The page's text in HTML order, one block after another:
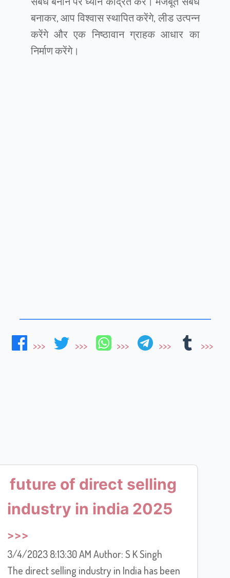
बनाकर, आप विश्वास स्थापित करेंगे, लीड उत्पन्न
करेंगे और एक निष्ठावान ग्राहक आधार का
निर्माण करेंगे।
future of direct selling
industry in india 2025
3/4/2023 8:13:30 AM Author: S K Singh
The direct selling industry in India has been